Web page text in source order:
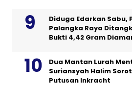
Diduga Edarkan Sabu,
Palangka Raya
Bukti 4,42 Gram
Dua Mantan Lurah
Suriansyah Halim
Putusan Inkracht